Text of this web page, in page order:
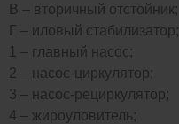
В – вторичный отстойник;
Г – иловый стабилизатор;
1 – главный насос;
2 – насос-циркулятор;
3 – насос-рециркулятор;
4 – жироуловитель;